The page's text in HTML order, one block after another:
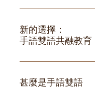
新的選擇：
手語雙語共融教育
甚麼是手語雙語